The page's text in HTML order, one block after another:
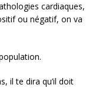
cardiaques,
ou négatif, on va
il te dira qu’il doit